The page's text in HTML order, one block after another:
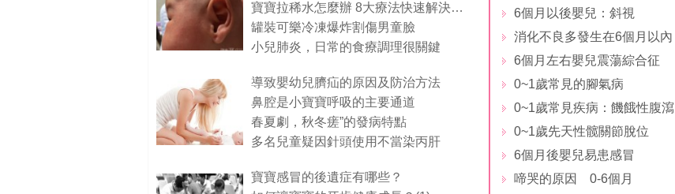
寶寶拉稀水怎麼辦 8大療法快速解決寶寶拉稀水恢復健康
罐裝可樂冷凍爆炸割傷男童臉
小兒肺炎，日常的食療調理很關鍵
導致嬰幼兒臍疝的原因及防治方法
鼻腔是小寶寶呼吸的主要通道
春夏劇，秋冬瘥”的發病特點
多名兒童疑因針頭使用不當染丙肝
寶寶感冒的後遺症有哪些？
6個月以後嬰兒：斜視
消化不良多發生在6個月以內
6個月左右嬰兒震蕩綜合征
0~1歲常見的腳氣病
0~1歲常見疾病：饑餓性腹瀉
0~1歲先天性髋關節脫位
6個月後嬰兒易患感冒
啼哭的原因 0-6個月